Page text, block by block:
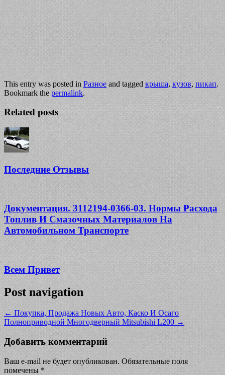
This entry was posted in Разноеand taggedкрыша,кузов,пикап.
Bookmark the permalink.
Related posts
Последние Отзывы
Документация. 3112194-0366-03. Нормы Расхода
Топлив И Смазочных Материалов На
Автомобильном Транспорте
Всем Привет
Post navigation
← Покупка, Продажа Новых Авто, Каско И Осаго
Полноприводной Многодверный Mitsubishi L200→
Добавить комментарий
Ваш e-mail не будет опубликован. Обязательные поля
помечены*